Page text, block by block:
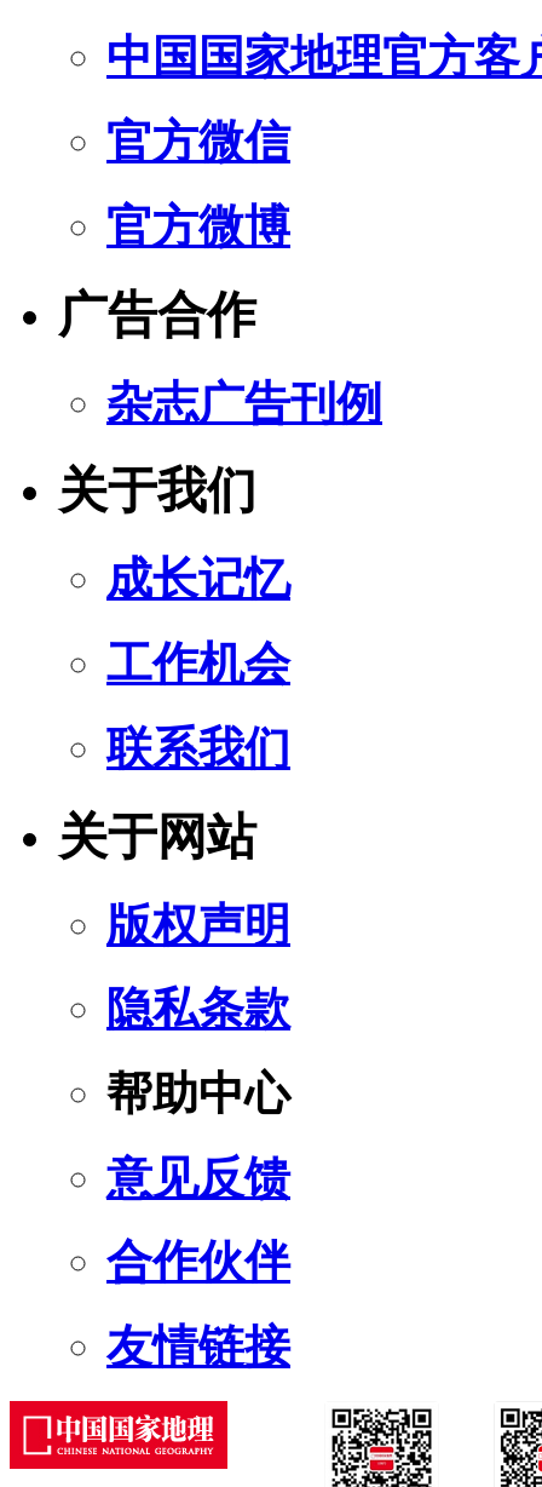
中国国家地理官方客
官方微信
官方微博
广告合作
杂志广告刊例
关于我们
成长记忆
工作机会
联系我们
关于网站
版权声明
隐私条款
帮助中心
意见反馈
合作伙伴
友情链接